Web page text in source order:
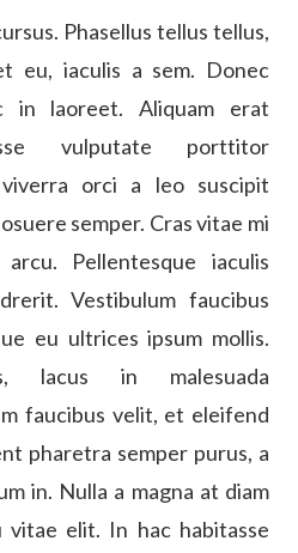
Phasellus tellus tellus,
eu, iaculis a sem. Donec
in laoreet. Aliquam erat
vulputate porttitor
orci a leo suscipit
semper. Cras vitae mi
Pellentesque iaculis
Vestibulum faucibus
eu ultrices ipsum mollis.
lacus in malesuada
faucibus velit, et eleifend
pharetra semper purus, a
in. Nulla a magna at diam
vitae elit. In hac habitasse